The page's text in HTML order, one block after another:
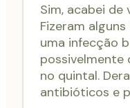
Sim, acabei
Fizeram
uma infecção
possivelmente
no quintal.
antibióticos e